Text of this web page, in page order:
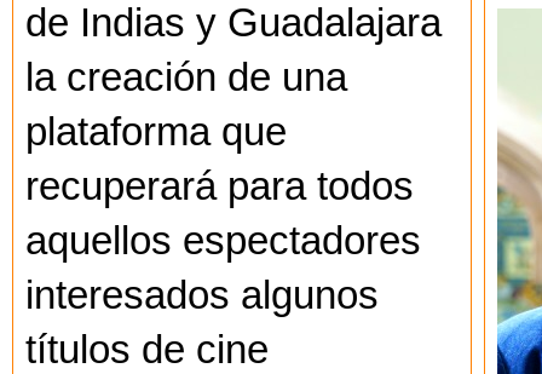
de Indias y Guadalajara
la creación de una
plataforma que
recuperará para todos
aquellos espectadores
interesados algunos
títulos de cine